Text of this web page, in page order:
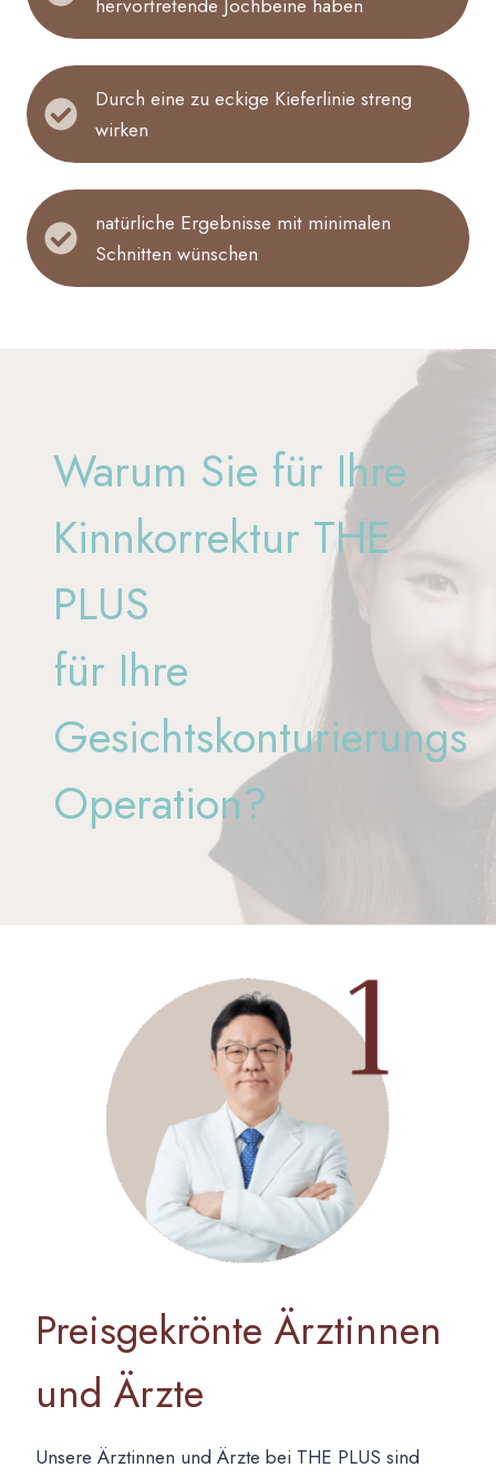
hervortretende Jochbeine haben
Durch eine zu eckige Kieferlinie streng
wirken
natürliche Ergebnisse mit minimalen
Schnitten wünschen
Warum Sie für Ihre
Kinnkorrektur THE
PLUS
für Ihre
Gesichtskonturierungs
Operation?
Preisgekrönte Ärztinnen
und Ärzte
Unsere Ärztinnen und Ärzte bei THE PLUS sind